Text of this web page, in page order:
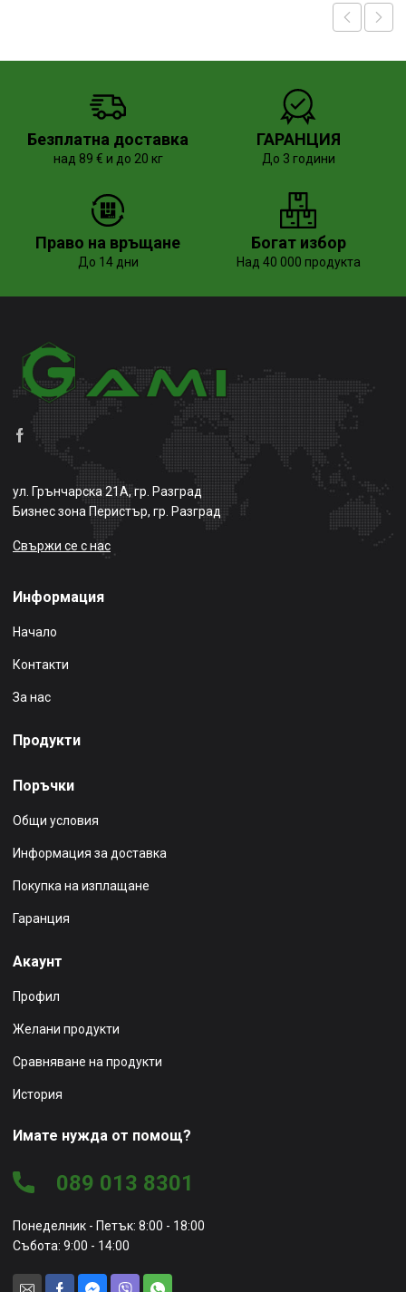
Безплатна доставка
над 89 € и до 20 кг
ГАРАНЦИЯ
До 3 години
Право на връщане
До 14 дни
Богат избор
Над 40 000 продукта
ул. Грънчарска 21А, гр. Разград
Бизнес зона Перистър, гр. Разград
Свържи се с нас
Информация
Начало
Контакти
За нас
Продукти
Поръчки
Общи условия
Информация за доставка
Покупка на изплащане
Гаранция
Акаунт
Профил
Желани продукти
Сравняване на продукти
История
Имате нужда от помощ?
089 013 8301
Понеделник - Петък: 8:00 - 18:00
Събота: 9:00 - 14:00